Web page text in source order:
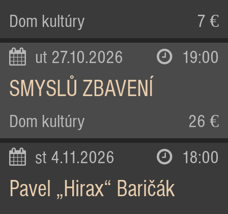
Dom kultúry 7 €
ut 27.10.2026 19:00
SMYSLŮ ZBAVENÍ
Dom kultúry 26 €
st 4.11.2026 18:00
Pavel „Hirax“ Baričák